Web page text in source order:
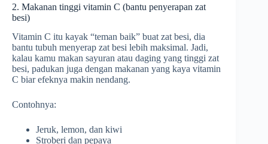
2. Makanan tinggi vitamin C (bantu penyerapan zat
besi)
Vitamin C itu kayak “teman baik” buat zat besi, dia
bantu tubuh menyerap zat besi lebih maksimal. Jadi,
kalau kamu makan sayuran atau daging yang tinggi zat
besi, padukan juga dengan makanan yang kaya vitamin
C biar efeknya makin nendang.
Contohnya:
Jeruk, lemon, dan kiwi
Stroberi dan pepaya